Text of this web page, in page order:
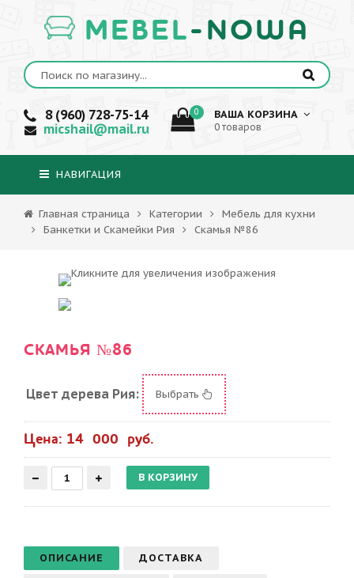
MEBEL-NOWA
8 (960) 728-75-14
micshail@mail.ru
0 ВАША КОРЗИНА
0 товаров
НАВИГАЦИЯ
Главная страница Категории
Мебель для кухни
Банкетки и Скамейки Рия
Скамья №86
СКАМЬЯ №86
Цвет дерева Рия: Выбрать
Цена: 14 000 руб.
ОПИСАНИЕ ДОСТАВКА